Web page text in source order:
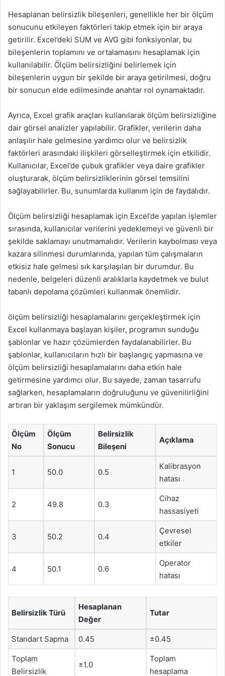
Hesaplanan belirsizlik bileşenleri, genellikle her bir ölçüm
sonucunu etkileyen faktörleri takip etmek için bir araya
getirilir. Excel’deki SUM ve AVG gibi fonksiyonlar, bu
bileşenlerin toplamını ve ortalamasını hesaplamak için
kullanılabilir. Ölçüm belirsizliğini belirlemek için
bileşenlerin uygun bir şekilde bir araya getirilmesi, doğru
bir sonucun elde edilmesinde anahtar rol oynamaktadır.
Ayrıca, Excel grafik araçları kullanılarak ölçüm belirsizliğine
dair görsel analizler yapılabilir. Grafikler, verilerin daha
anlaşılır hale gelmesine yardımcı olur ve belirsizlik
faktörleri arasındaki ilişkileri görselleştirmek için etkilidir.
Kullanıcılar, Excel’de çubuk grafikler veya daire grafikler
oluşturarak, ölçüm belirsizliklerinin görsel temsilini
sağlayabilirler. Bu, sunumlarda kullanım için de faydalıdır.
Ölçüm belirsizliği hesaplamak için Excel’de yapılan işlemler
sırasında, kullanıcılar verilerini yedeklemeyi ve güvenli bir
şekilde saklamayı unutmamalıdır. Verilerin kaybolması veya
kazara silinmesi durumlarında, yapılan tüm çalışmaların
etkisiz hale gelmesi sık karşılaşılan bir durumdur. Bu
nedenle, belgeleri düzenli aralıklarla kaydetmek ve bulut
tabanlı depolama çözümleri kullanmak önemlidir.
ölçüm belirsizliği hesaplamalarını gerçekleştirmek için
Excel kullanmaya başlayan kişiler, programın sunduğu
şablonlar ve hazır çözümlerden faydalanabilirler. Bu
şablonlar, kullanıcıların hızlı bir başlangıç yapmasına ve
ölçüm belirsizliği hesaplamalarını daha etkin hale
getirmesine yardımcı olur. Bu sayede, zaman tasarrufu
sağlarken, hesaplamaların doğruluğunu ve güvenilirliğini
artıran bir yaklaşım sergilemek mümkündür.
Ölçüm
No
Ölçüm
Sonucu
Belirsizlik
Bileşeni
Açıklama
1 50.0 0.5
Kalibrasyon
hatası
2 49.8 0.3
Cihaz
hassasiyeti
3 50.2 0.4
Çevresel
etkiler
4 50.1 0.6
Operator
hatası
Belirsizlik Türü
Hesaplanan
Değer
Tutar
Standart Sapma 0.45 ±0.45
Toplam
Belirsizlik
±1.0
Toplam
hesaplama